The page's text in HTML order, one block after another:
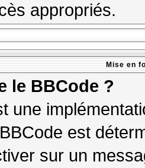
appropriés.
Mise en
le BBCode ?
une
est
sur un